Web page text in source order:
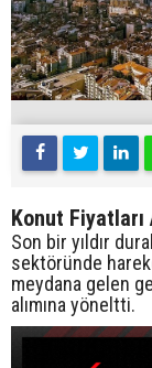
Konut Fiyatları
Son bir yıldır
sektöründe
meydana gelen
alımına yöneltti.